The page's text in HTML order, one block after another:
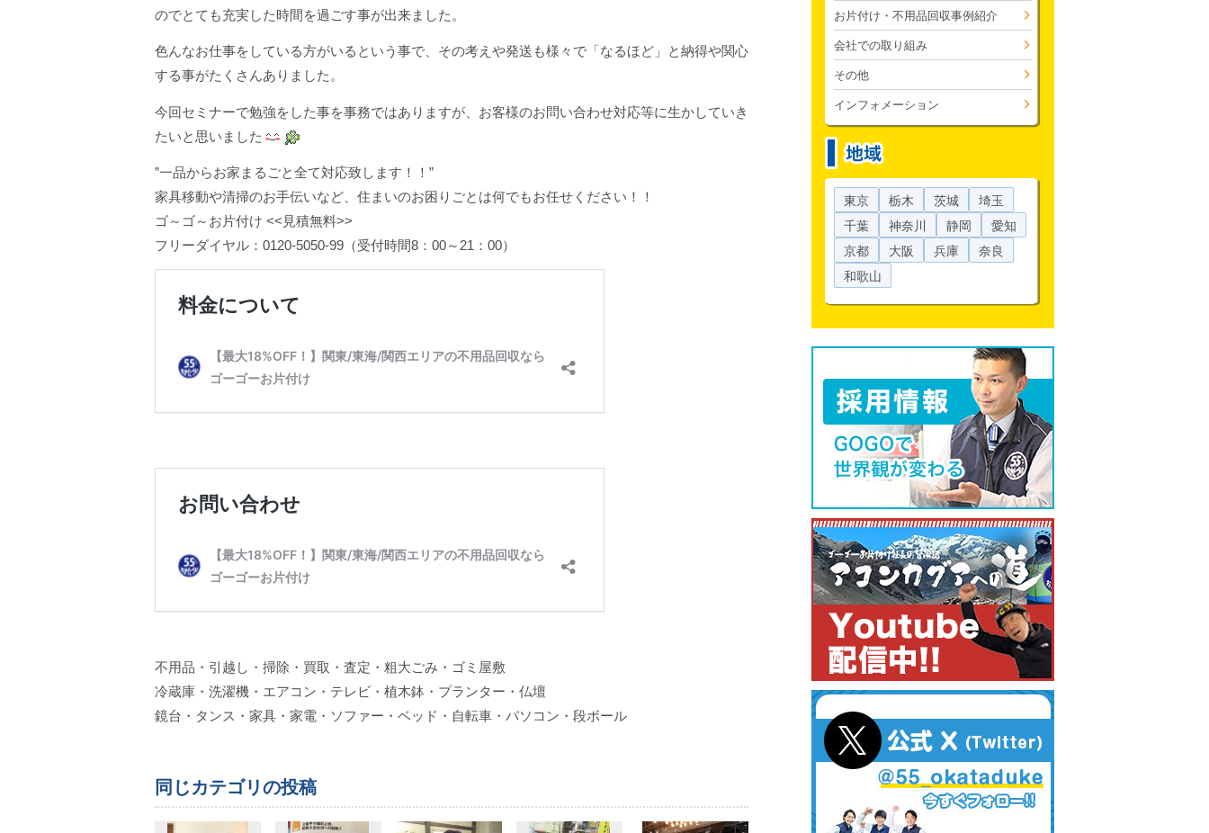
のでとても充実した時間を過ごす事が出来ました。
色んなお仕事をしている方がいるという事で、その考えや発送も様々で「なるほど」と納得や関心
する事がたくさんありました。
今回セミナーで勉強をした事を事務ではありますが、お客様のお問い合わせ対応等に生かしていき
たいと思いました
”一品からお家まるごと全て対応致します！！”
家具移動や清掃のお手伝いなど、住まいのお困りごとは何でもお任せください！！
ゴ～ゴ～お片付け <<見積無料>>
フリーダイヤル：0120-5050-99（受付時間8：00～21：00）
不用品・引越し・掃除・買取・査定・粗大ごみ・ゴミ屋敷
冷蔵庫・洗濯機・エアコン・テレビ・植木鉢・プランター・仏壇
鏡台・タンス・家具・家電・ソファー・ベッド・自転車・パソコン・段ボール
同じカテゴリの投稿
お片付け・不用品回収事例紹介
会社での取り組み
その他
インフォメーション
東京 栃木 茨城
埼玉
千葉
神奈川 静岡
愛知
京都
大阪 兵庫
奈良
和歌山